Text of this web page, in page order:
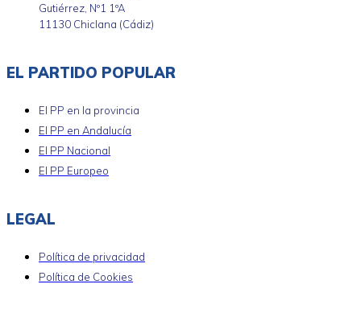
Gutiérrez, Nº1 1ºA
11130 Chiclana (Cádiz)
EL PARTIDO POPULAR
El PP en la provincia
El PP en Andalucía
El PP Nacional
El PP Europeo
LEGAL
Política de privacidad
Política de Cookies